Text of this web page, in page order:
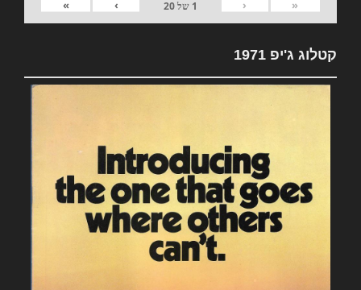
«
‹
1 של20
›
»
קטלוג ג'יפ 1971